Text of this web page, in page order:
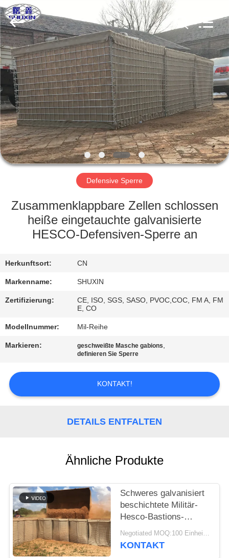
HEIM
PRODUKTE
ÜBER
UNS
WERKSBESICHTIGUNG
QUALITÄTSKONTROLLE
KONTAKT
UNS
NACHRICHTEN
BITTE UM
EIN
SITEMAP
DATENSCHUTZRICHTLINIE
Wire
Mesh
Co.,
Ltd..
All
Rights
Reserved.
Defensive Sperre
Zusammenklappbare Zellen schlossen
heiße eingetauchte galvanisierte
HESCO-Defensiven-Sperre an
Herkunftsort: CN
Markenname: SHUXIN
Zertifizierung:
CE, ISO, SGS, SASO, PVOC,COC, FM A, FM
E, CO
Modellnummer: Mil-Reihe
Markieren: geschweißte Masche gabions,
definieren Sie Sperre
KONTAKT!
DETAILS ENTFALTEN
Ähnliche Produkte
Schweres galvanisiert
beschichtete Militär-
Hesco-Bastions-
Sperren-System
defensive Hesco-
Negotiated MOQ:100 Einheiten
KONTAKT